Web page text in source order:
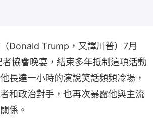
Donald Trump，又譯川普）7月
協會晚宴，結束多年抵制這項活動
長達一小時的演說笑話頻頻冷場，
和政治對手，也再次暴露他與主流
係。